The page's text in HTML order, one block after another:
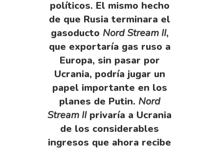
políticos. El mismo hecho
de que Rusia terminara el
gasoducto Nord Stream II,
que exportaría gas ruso a
Europa, sin pasar por
Ucrania, podría jugar un
papel importante en los
planes de Putin. Nord
Stream IIprivaría a Ucrania
de los considerables
ingresos que ahora recibe